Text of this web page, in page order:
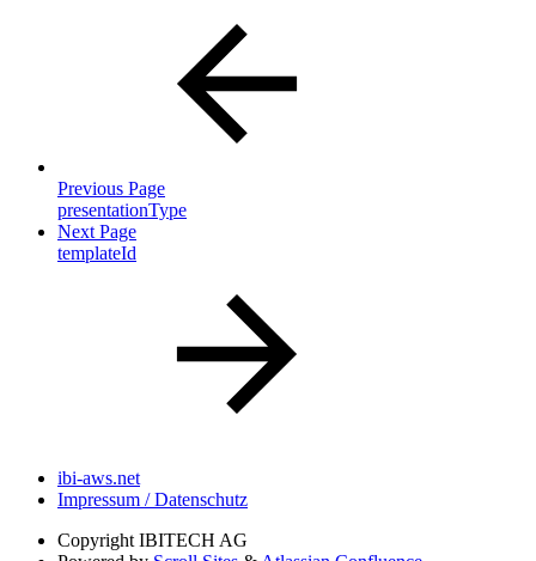
Previous Page
presentationType
Next Page
templateId
ibi-aws.net
Impressum / Datenschutz
Copyright IBITECH AG